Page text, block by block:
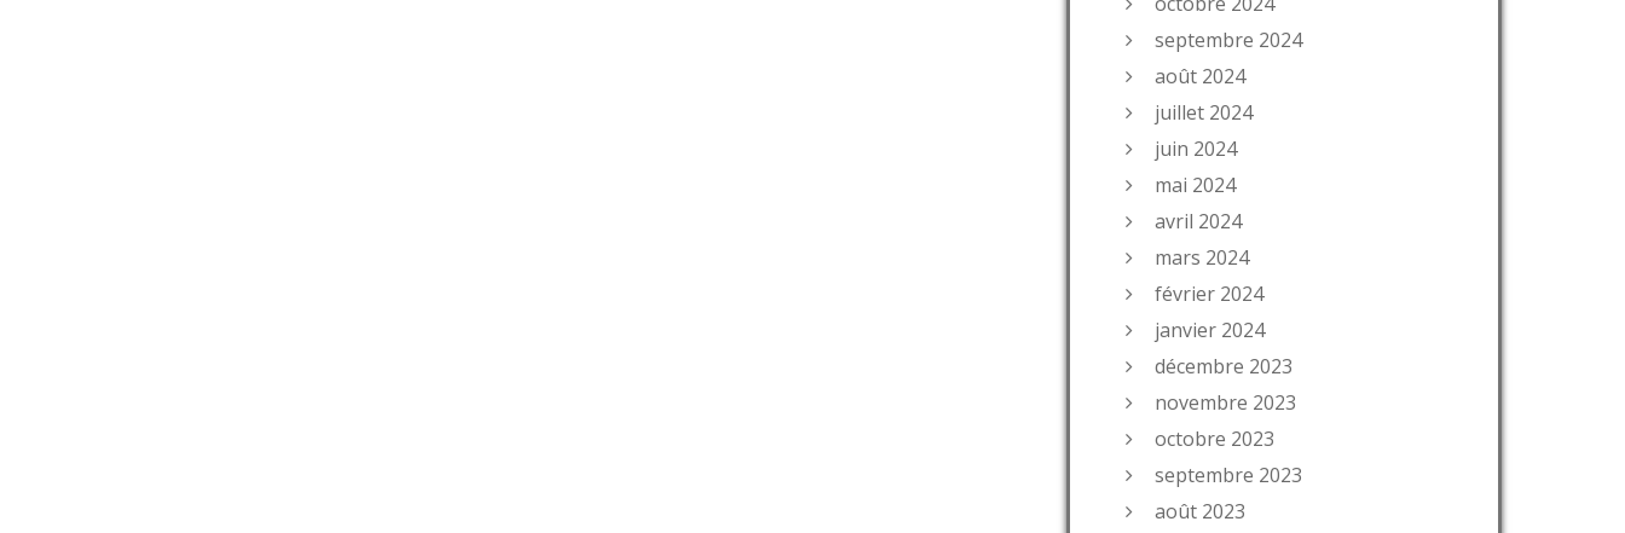
septembre 2024
août 2024
juillet 2024
juin 2024
mai 2024
avril 2024
mars 2024
février 2024
janvier 2024
décembre 2023
novembre 2023
octobre 2023
septembre 2023
août 2023